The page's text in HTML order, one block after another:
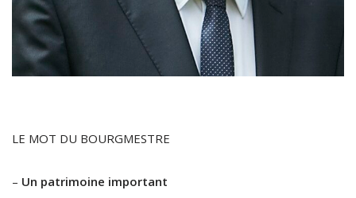
LE MOT DU BOURGMESTRE
– Un patrimoine important